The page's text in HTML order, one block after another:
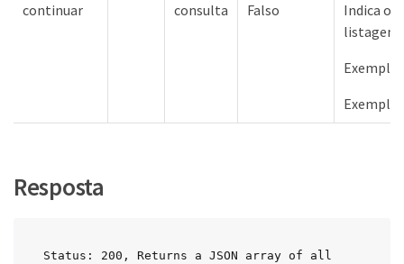
continuar consulta Falso
Indica o
listagem
Resposta
Status: 200, Returns a JSON array of all